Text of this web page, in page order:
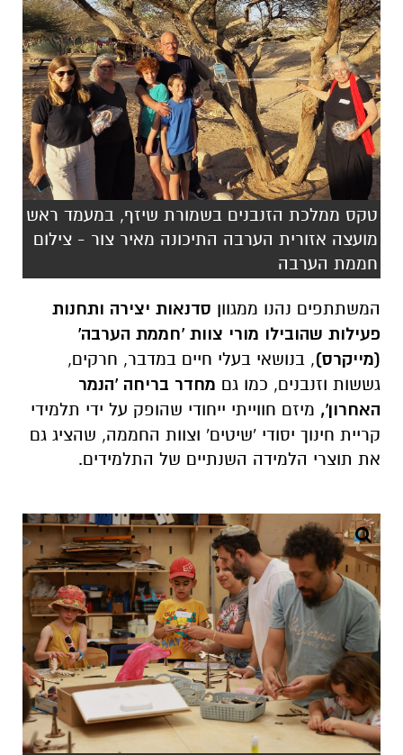
טקס ממלכת הזנבנים בשמורת שיזף, במעמד ראש
מועצה אזורית הערבה התיכונה מאיר צור - צילום
חממת הערבה
המשתתפים נהנו ממגוון סדנאות יצירה ותחנות
פעילות שהובילו מורי צוות 'חממת הערבה'
(מייקרס), בנושאי בעלי חיים במדבר, חרקים,
גששות וזנבנים, כמו גם מחדר בריחה 'הנמר
האחרון', מיזם חווייתי ייחודי שהופק על ידי תלמידי
קריית חינוך יסודי 'שיטים' וצוות החממה, שהציג גם
את תוצרי הלמידה השנתיים של התלמידים.